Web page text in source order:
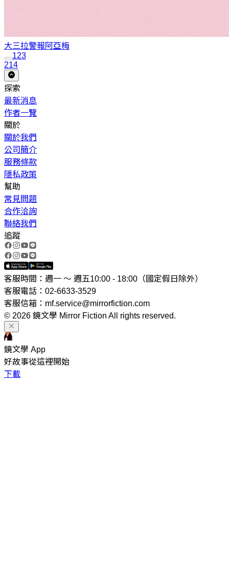
大三拉警報阿亞梅
123
214
探索
最新消息
作者一覽
關於
關於我們
公司簡介
服務條款
隱私政策
幫助
常見問題
合作洽詢
聯絡我們
追蹤
客服時間：週一 ～ 週五10:00 - 18:00（國定假日除外）
客服電話：02-6633-3529
客服信箱：mf.service@mirrorfiction.com
© 2026 鏡文學 Mirror Fiction All rights reserved.
鏡文學 App
好故事從這裡開始
下載